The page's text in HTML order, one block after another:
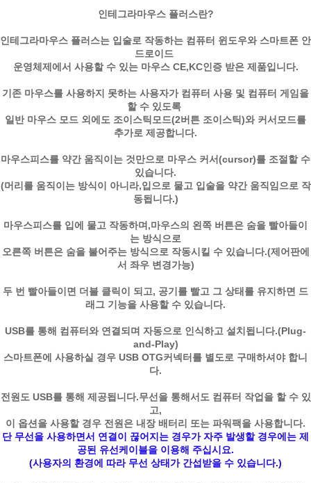
인테그라마우스 플러스란?
인테그라마우스 플러스는 입술로 작동하는 컴퓨터 윈도우와 스마트폰 안
드로이드
운영체제에서 사용할 수 있는 마우스 CE,KC인증 받은 제품입니다.
기존 마우스를 사용하지 못하는 사용자가 컴퓨터 사용 및 컴퓨터 게임을
할 수 있도록
일반 마우스 모드 외에도 조이스틱모드(2버튼 조이스틱)와 커서모드를
추가로 제공합니다.
마우스피스를 약간 움직이는 것만으로 마우스 커서(cursor)를 조절할 수
있습니다.
(머리를 움직이는 방식이 아니라,입으로 물고 입술을 약간 움직임으로 작
동됩니다.)
마우스피스를 입에 물고 작동하며,마우스의 왼쪽 버튼은 숨을 빨아들이
는 방식으로
오른쪽 버튼은 숨을 불어주는 방식으로 작동시킬 수 있습니다.(제어판에
서 좌우 변경가능)
두 번 빨아들이면 더블 클릭이 되고, 공기를 빨고 그 상태를 유지하면 드
래그 기능을 사용할 수 있습니다.
USB를 통해 컴퓨터와 연결되며 자동으로 인식하고 설치됩니다.(Plug-
and-Play)
스마트폰에 사용하실 경우 USB OTG커넥터를 별도로 구매하셔야 합니
다.
전원도 USB를 통해 제공됩니다.무선을 통해서도 컴퓨터 작업을 할 수 있
고,
이 옵션을 사용할 경우 전원은 내장 배터리 또는 파워팩을 사용합니다.
단 무선을 사용하면서 연결이 끊어지는 경우가 자주 발생할 경우에는 제
공된 유선케이블을 이용해 주십시요.
(사용자의 환경에 따라 무선 상태가 간섭받을 수 있습니다.)